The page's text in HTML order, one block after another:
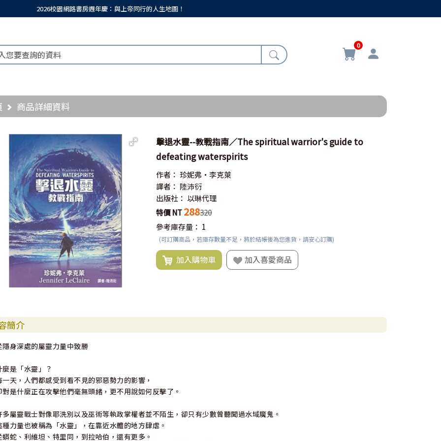
2026校園網路書房週年慶：與上帝同行的人生地圖！
0
商品詳細資料
擊退水靈--教戰指南／The spiritual warrior's guide to
defeating waterspirits
作者： 珍妮弗‧李克萊
譯者： 陸沛衍
出版社： 以琳代理
特價 NT288320
參考庫存量： 1
(可訂購商品，若庫存數量不足，將於結帳後為您進貨，請安心訂購)
加入購物車 加入喜愛商品
簡介
隱身深處的屬靈力量中致勝
麼是「水靈」？
一天，人們都感受到看不見的邪惡勢力的影響，
對是什麼正在攻擊他們毫無頭緒，更不用說如何反擊了。
多屬靈戰士對像耶洗別以及巫術等執政掌權者並不陌生，卻只有少數曾聽聞過水域魔鬼。
種力量也被稱為「水靈」，在靠近水體的地方肆虐。
蟒蛇、利維坦、特里同，到拉哈伯，還有更多。